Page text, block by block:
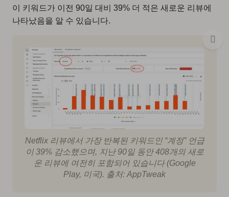
이 키워드가 이전 90일 대비 39% 더 적은 새로운 리뷰에
나타났음을 알 수 있습니다.
Netflix 리뷰에서 가장 반복된 키워드인 “계정” 언급
이 39% 감소했으며, 지난 90일 동안 408개의 새로
운 리뷰에 여전히 포함되어 있습니다 (Google
Play, 미국). 출처: AppTweak